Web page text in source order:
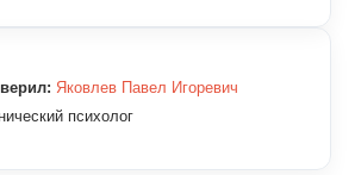
Яковлев Павел Игоревич
психолог